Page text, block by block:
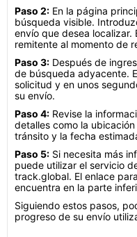
Paso 2: En la página
búsqueda visible.
envío que desea localizar.
remitente al momento de
Paso 3: Después de
de búsqueda adyacente.
solicitud y en unos
su envío.
Paso 4: Revise la
detalles como la
tránsito y la fecha
Paso 5: Si necesita más
puede utilizar el servicio
track.global. El enlace
encuentra en la parte
Siguiendo estos pasos,
progreso de su envío